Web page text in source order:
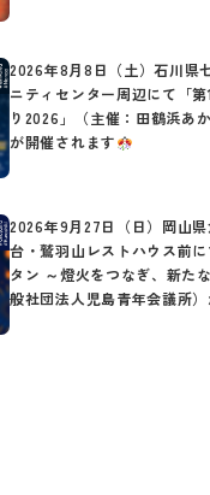
2026年8月8日（土）石川県
ニティセンター周辺にて「
り2026」（主催：田鶴浜あ
が開催されます
2026年9月27日（日）岡山
台・鷲羽山レストハウス前
タン ～燈火をつなぎ、新た
般社団法人児島青年会議所